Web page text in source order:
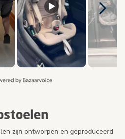
zijn ontworpen en geproduceerd